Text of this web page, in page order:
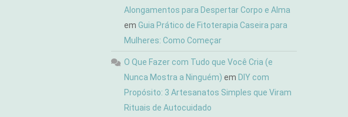
Alongamentos para Despertar Corpo e Alma
emGuia Prático de Fitoterapia Caseira para
Mulheres: Como Começar
O Que Fazer com Tudo que Você Cria (e
Nunca Mostra a Ninguém) em DIY com
Propósito: 3 Artesanatos Simples que Viram
Rituais de Autocuidado